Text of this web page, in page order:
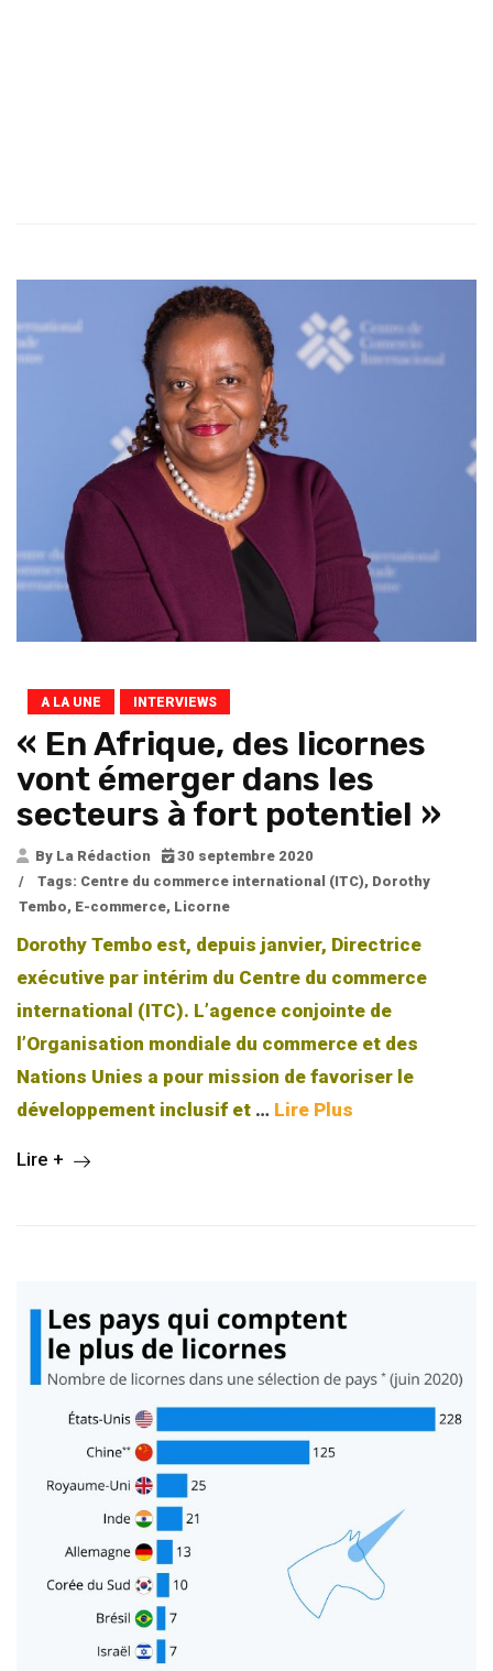
A LA UNE INTERVIEWS
« En Afrique, des licornes
vont émerger dans les
secteurs à fort potentiel »
By La Rédaction
30 septembre 2020
/
Tags: Centre du commerce international (ITC), Dorothy
Tembo, E-commerce, Licorne
Dorothy Tembo est, depuis janvier, Directrice
exécutive par intérim du Centre du commerce
international (ITC). L’agence conjointe de
l’Organisation mondiale du commerce et des
Nations Unies a pour mission de favoriser le
développement inclusif et … Lire Plus
Lire +